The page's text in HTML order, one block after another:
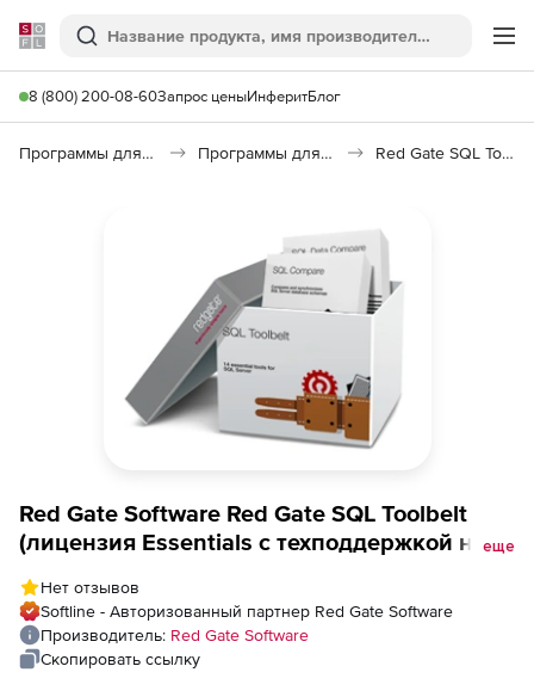
Softline
Поиск
8 (800) 200-08-60Запрос ценыИнферитБлог
Программы для программирования Программы для работы с базами данных Red Gate SQL Toolbelt
Red Gate Software Red Gate SQL Toolbelt
(лицензия Essentials с техподдержкой на 2
еще
Нет отзывов
Softline - Авторизованный партнер Red Gate Software
Производитель: Red Gate Software
Скопировать ссылку